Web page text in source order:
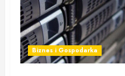
Biznes i Gospodarka